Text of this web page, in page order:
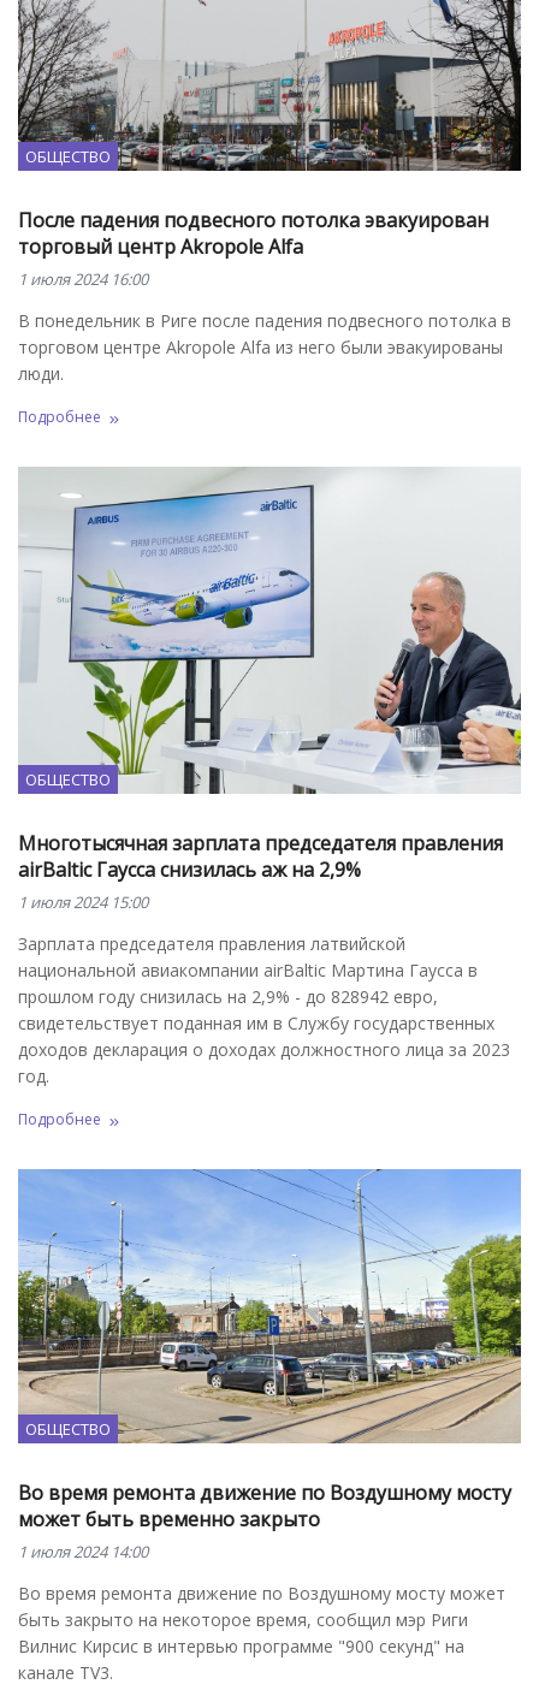
ОБЩЕСТВО
После падения подвесного потолка эвакуирован
торговый центр Akropole Alfa
1 июля 2024 16:00
В понедельник в Риге после падения подвесного потолка в
торговом центре Akropole Alfa из него были эвакуированы
люди.
Подробнее
ОБЩЕСТВО
Многотысячная зарплата председателя правления
airBaltic Гаусса снизилась аж на 2,9%
1 июля 2024 15:00
Зарплата председателя правления латвийской
национальной авиакомпании airBaltic Мартина Гаусса в
прошлом году снизилась на 2,9% - до 828942 евро,
свидетельствует поданная им в Службу государственных
доходов декларация о доходах должностного лица за 2023
год.
Подробнее
ОБЩЕСТВО
Во время ремонта движение по Воздушному мосту
может быть временно закрыто
1 июля 2024 14:00
Во время ремонта движение по Воздушному мосту может
быть закрыто на некоторое время, сообщил мэр Риги
Вилнис Кирсис в интервью программе "900 секунд" на
канале TV3.